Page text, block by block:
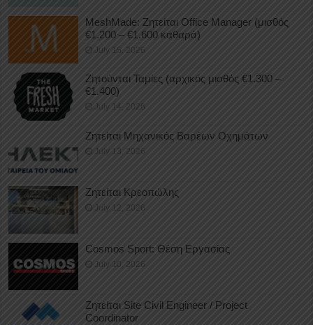
MeshMade: Ζητείται Office Manager (μισθός
€1.200 – €1.600 καθαρά)
July 15, 2026
Ζητούνται Ταμίες (αρχικός μισθός €1.300 –
€1.400)
July 14, 2026
Ζητείται Μηχανικός Βαρέων Οχημάτων
July 13, 2026
Ζητείται Κρεοπώλης
July 12, 2026
Cosmos Sport: Θέση Εργασίας
July 10, 2026
Ζητείται Site Civil Engineer / Project
Coordinator